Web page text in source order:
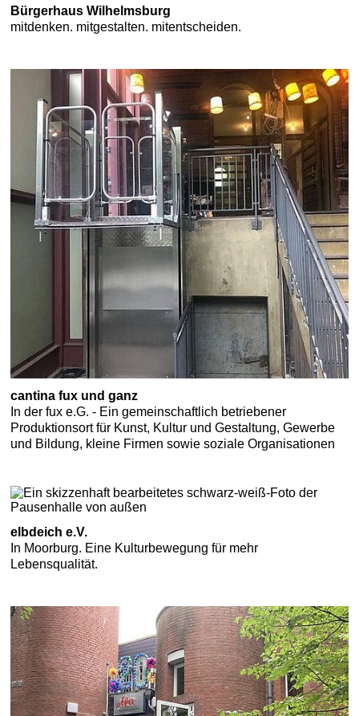
Bürgerhaus Wilhelmsburg
mitdenken. mitgestalten. mitentscheiden.
cantina fux und ganz
In der fux e.G. - Ein gemeinschaftlich betriebener
Produktionsort für Kunst, Kultur und Gestaltung, Gewerbe
und Bildung, kleine Firmen sowie soziale Organisationen
elbdeich e.V.
In Moorburg. Eine Kulturbewegung für mehr
Lebensqualität.